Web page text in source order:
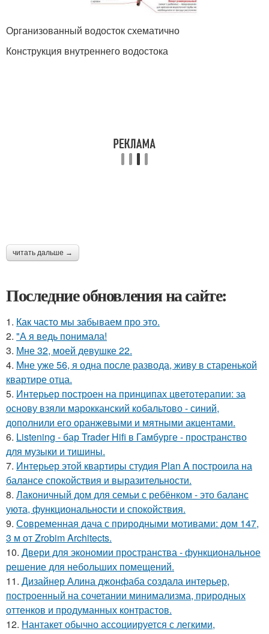
Организованный водосток схематично
Конструкция внутреннего водостока
читать дальше →
Последние обновления на сайте:
1. Как часто мы забываем про это.
2. "А я ведь понимала!
3. Мне 32, моей девушке 22.
4. Мне уже 56, я одна после развода, живу в старенькой
квартире отца.
5. Интерьер построен на принципах цветотерапии: за
основу взяли марокканский кобальтово - синий,
дополнили его оранжевыми и мятными акцентами.
6. Listening - бар Trader Hifi в Гамбурге - пространство
для музыки и тишины.
7. Интерьер этой квартиры студия Plan A построила на
балансе спокойствия и выразительности.
8. Лаконичный дом для семьи с ребёнком - это баланс
уюта, функциональности и спокойствия.
9. Современная дача с природными мотивами: дом 147,
3 м от Zrobim Architects.
10. Двери для экономии пространства - функциональное
решение для небольших помещений.
11. Дизайнер Алина джонфаба создала интерьер,
построенный на сочетании минимализма, природных
оттенков и продуманных контрастов.
12. Нантакет обычно ассоциируется с легкими,